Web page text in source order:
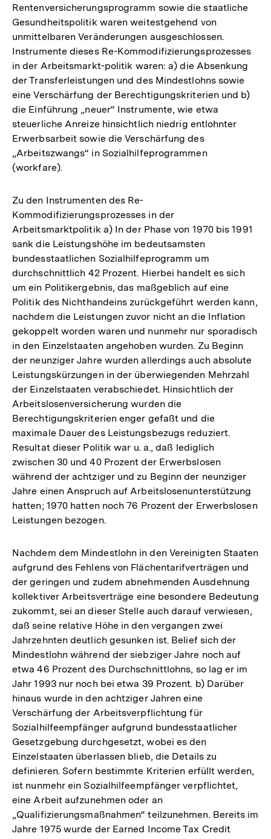
Rentenversicherungsprogramm sowie die staatliche
Gesundheitspolitik waren weitestgehend von
unmittelbaren Veränderungen ausgeschlossen.
Instrumente dieses Re-Kommodifizierungsprozesses
in der Arbeitsmarkt-politik waren: a) die Absenkung
der Transferleistungen und des Mindestlohns sowie
eine Verschärfung der Berechtigungskriterien und b)
die Einführung „neuer“ Instrumente, wie etwa
steuerliche Anreize hinsichtlich niedrig entlohnter
Erwerbsarbeit sowie die Verschärfung des
„Arbeitszwangs“ in Sozialhilfeprogrammen
(workfare).
Zu den Instrumenten des Re-
Kommodifizierungsprozesses in der
Arbeitsmarktpolitik a) In der Phase von 1970 bis 1991
sank die Leistungshöhe im bedeutsamsten
bundesstaatlichen Sozialhilfeprogramm um
durchschnittlich 42 Prozent. Hierbei handelt es sich
um ein Politikergebnis, das maßgeblich auf eine
Politik des Nichthandeins zurückgeführt werden kann,
nachdem die Leistungen zuvor nicht an die Inflation
gekoppelt worden waren und nunmehr nur sporadisch
in den Einzelstaaten angehoben wurden. Zu Beginn
der neunziger Jahre wurden allerdings auch absolute
Leistungskürzungen in der überwiegenden Mehrzahl
der Einzelstaaten verabschiedet. Hinsichtlich der
Arbeitslosenversicherung wurden die
Berechtigungskriterien enger gefaßt und die
maximale Dauer des Leistungsbezugs reduziert.
Resultat dieser Politik war u. a., daß lediglich
zwischen 30 und 40 Prozent der Erwerbslosen
während der achtziger und zu Beginn der neunziger
Jahre einen Anspruch auf Arbeitslosenunterstützung
hatten; 1970 hatten noch 76 Prozent der Erwerbslosen
Leistungen bezogen.
Nachdem dem Mindestlohn in den Vereinigten Staaten
aufgrund des Fehlens von Flächentarifverträgen und
der geringen und zudem abnehmenden Ausdehnung
kollektiver Arbeitsverträge eine besondere Bedeutung
zukommt, sei an dieser Stelle auch darauf verwiesen,
daß seine relative Höhe in den vergangen zwei
Jahrzehnten deutlich gesunken ist. Belief sich der
Mindestlohn während der siebziger Jahre noch auf
etwa 46 Prozent des Durchschnittlohns, so lag er im
Jahr 1993 nur noch bei etwa 39 Prozent. b) Darüber
hinaus wurde in den achtziger Jahren eine
Verschärfung der Arbeitsverpflichtung für
Sozialhilfeempfänger aufgrund bundesstaatlicher
Gesetzgebung durchgesetzt, wobei es den
Einzelstaaten überlassen blieb, die Details zu
definieren. Sofern bestimmte Kriterien erfüllt werden,
ist nunmehr ein Sozialhilfeempfänger verpflichtet,
eine Arbeit aufzunehmen oder an
„Qualifizierungsmaßnahmen“ teilzunehmen. Bereits im
Jahre 1975 wurde der Earned Income Tax Credit